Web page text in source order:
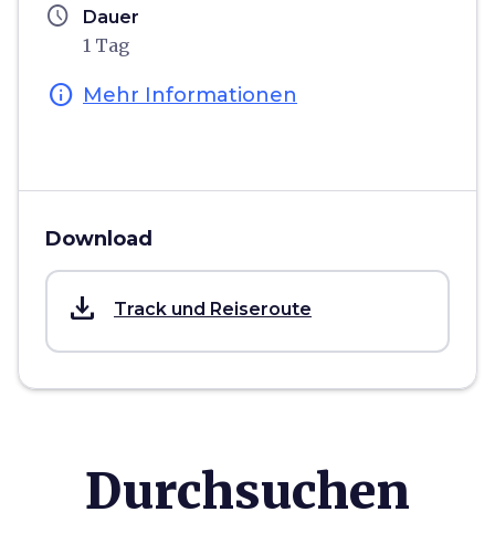
schedule Dauer
1 Tag
info Mehr Informationen
Download
save_alt Track und Reiseroute
Durchsuchen